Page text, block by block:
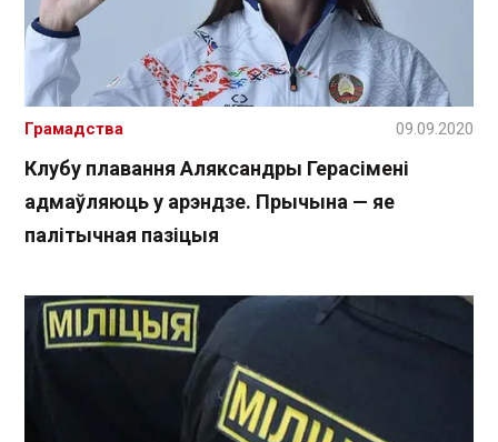
Клубу плавання Аляксандры Герасімені
адмаўляюць у арэндзе. Прычына — яе
палітычная пазіцыя
Грамадства 09.09.2020